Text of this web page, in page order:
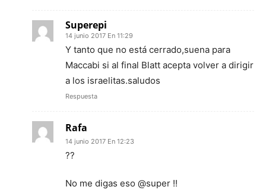
Superepi
14 junio 2017 En 11:29
Y tanto que no está cerrado,suena para
Maccabi si al final Blatt acepta volver a dirigir
a los israelitas.saludos
Respuesta
Rafa
14 junio 2017 En 12:23
??
No me digas eso @super !!